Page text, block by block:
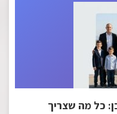
כל מה שצריך